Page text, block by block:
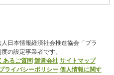
日本情報経済社会推進協会「プラ
の設定事業者です。
あるご質問 運営会社 サイトマップ
ライバシーポリシー 個人情報に関す